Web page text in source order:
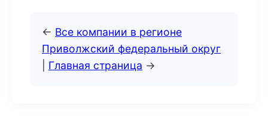
← Все компании в регионе
Приволжский федеральный округ
Главная страница →